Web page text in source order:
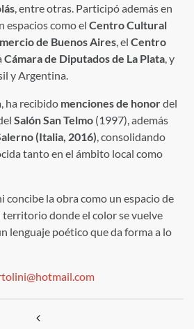
, entre otras. Participó además en
espacios como el Centro Cultural
de Buenos Aires, el Centro
Cámara de Diputados de La Plata, y
y Argentina.
ha recibido menciones de honordel
Salón San Telmo (1997), además
(Italia, 2016), consolidando
tanto en el ámbito local como
concibe la obra como un espacio de
donde el color se vuelve
lenguaje poético que da forma a lo